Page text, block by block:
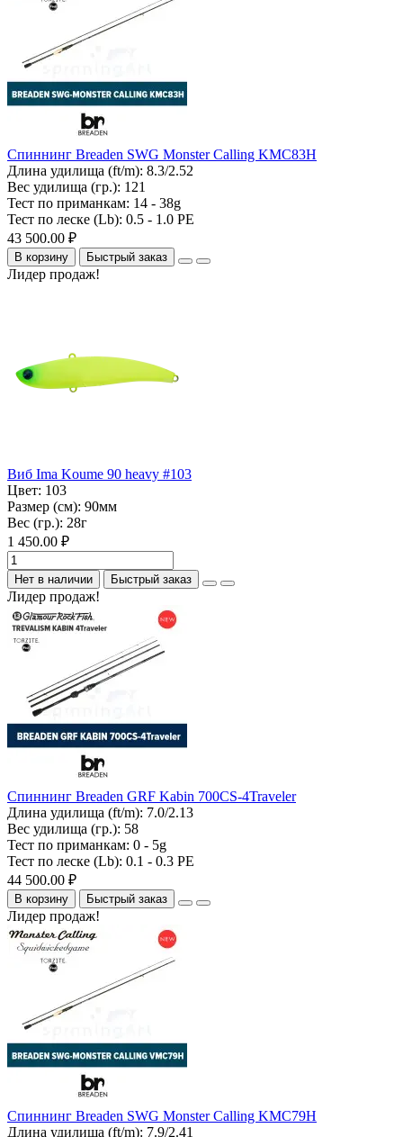
Спиннинг Breaden SWG Monster Calling KMC83H
Длина удилища (ft/m): 8.3/2.52
Вес удилища (гр.): 121
Тест по приманкам: 14 - 38g
Тест по леске (Lb): 0.5 - 1.0 PE
43 500.00 ₽
В корзину Быстрый заказ
Лидер продаж!
Виб Ima Koume 90 heavy #103
Цвет: 103
Размер (см): 90мм
Вес (гр.): 28г
1 450.00 ₽
Нет в наличии Быстрый заказ
Лидер продаж!
Спиннинг Breaden GRF Kabin 700CS-4Traveler
Длина удилища (ft/m): 7.0/2.13
Вес удилища (гр.): 58
Тест по приманкам: 0 - 5g
Тест по леске (Lb): 0.1 - 0.3 PE
44 500.00 ₽
В корзину Быстрый заказ
Лидер продаж!
Спиннинг Breaden SWG Monster Calling KMC79H
Длина удилища (ft/m): 7.9/2.41